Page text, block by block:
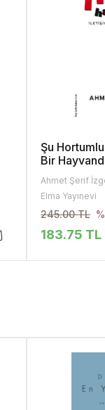
Şu
Bir
Ahmet Şerif
Elma Yayınevi
245.00 TL
183.75 TL